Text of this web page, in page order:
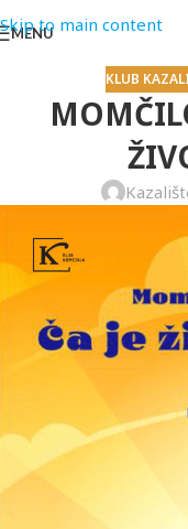
Skip to main content
MENU
KLUB